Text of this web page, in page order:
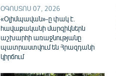
ՕԳՈՍՏՈՍ 07, 2026
«Օլիմպավան»-ը փակ է.
հավաքականի մարզիկներն
աշխարհի առաջնությանը
պատրաստվում են Հրազդանի
կիրճում